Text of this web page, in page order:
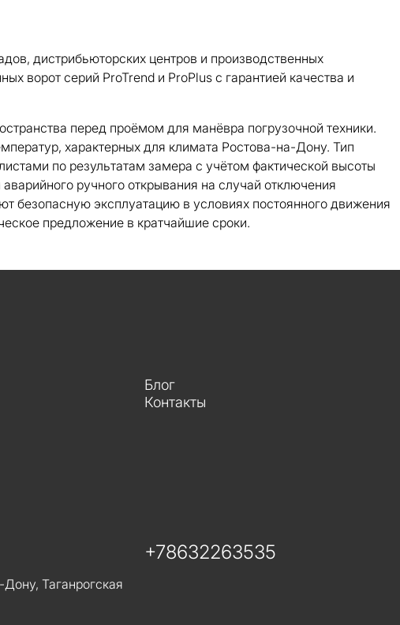
дистрибьюторских центров и производственных
ворот серий ProTrend и ProPlus с гарантией качества и
перед проёмом для манёвра погрузочной техники.
характерных для климата Ростова-на-Дону. Тип
по результатам замера с учётом фактической высоты
ручного открывания на случай отключения
безопасную эксплуатацию в условиях постоянного движения
предложение в кратчайшие сроки.
Блог
Контакты
Таганрогская
+78632263535